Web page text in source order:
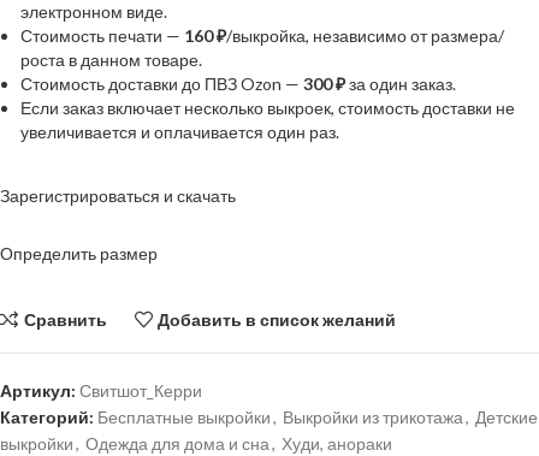
электронном виде.
Стоимость печати — 160 ₽/выкройка, независимо от размера/
роста в данном товаре.
Стоимость доставки до ПВЗ Ozon — 300 ₽за один заказ.
Если заказ включает несколько выкроек, стоимость доставки не
увеличивается и оплачивается один раз.
Зарегистрироваться и скачать
Определить размер
Сравнить Добавить в список желаний
Артикул: Свитшот_Керри
Категорий: Бесплатные выкройки, Выкройки из трикотажа, Детские
выкройки, Одежда для дома и сна, Худи, анораки